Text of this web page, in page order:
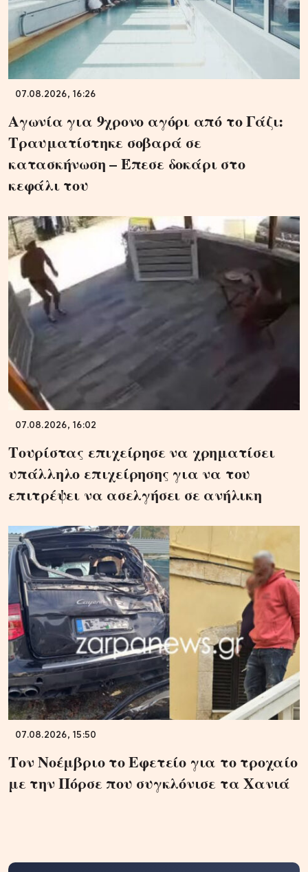
07.08.2026, 16:26
Αγωνία για 9χρονο αγόρι από το Γάζι:
Τραυματίστηκε σοβαρά σε
κατασκήνωση – Έπεσε δοκάρι στο
κεφάλι του
07.08.2026, 16:02
Τουρίστας επιχείρησε να χρηματίσει
υπάλληλο επιχείρησης για να του
επιτρέψει να ασελγήσει σε ανήλικη
07.08.2026, 15:50
Τον Νοέμβριο το Εφετείο για το τροχαίο
με την Πόρσε που συγκλόνισε τα Χανιά